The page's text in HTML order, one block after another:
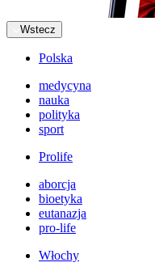
Wstecz
Polska
medycyna
nauka
polityka
sport
Prolife
aborcja
bioetyka
eutanazja
pro-life
Włochy